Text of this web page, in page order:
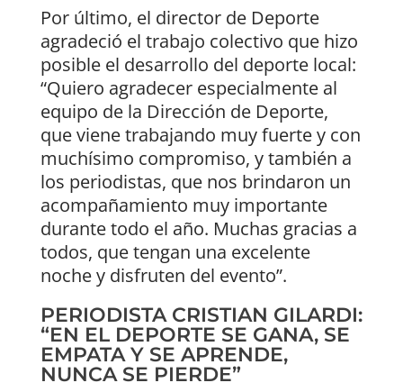
Por último, el director de Deporte
agradeció el trabajo colectivo que hizo
posible el desarrollo del deporte local:
“Quiero agradecer especialmente al
equipo de la Dirección de Deporte,
que viene trabajando muy fuerte y con
muchísimo compromiso, y también a
los periodistas, que nos brindaron un
acompañamiento muy importante
durante todo el año. Muchas gracias a
todos, que tengan una excelente
noche y disfruten del evento”.
PERIODISTA CRISTIAN GILARDI:
“EN EL DEPORTE SE GANA, SE
EMPATA Y SE APRENDE,
NUNCA SE PIERDE”